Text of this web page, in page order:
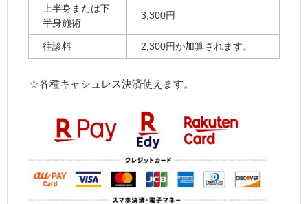
上半身または下
半身施術
3,300円
往診料 2,300円が加算されます。
☆各種キャシュレス決済使えます。